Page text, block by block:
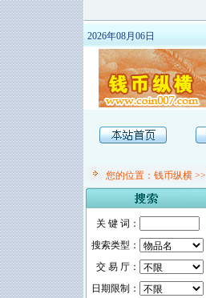
2026年08月06日
您的位置： 钱币纵横>>
关 键 词：
搜索类型：
交 易 厅：
日期限制：